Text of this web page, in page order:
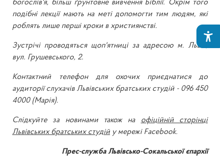
богослів'я, більш ґрунтовне вивчення Біблії. Окрім того
подібні лекції мають на меті допомогти тим людям, які
роблять лише перші кроки в християнстві.
Зустрічі проводяться щоп'ятниці за адресою м. Львів,
вул. Грушевського, 2.
Контактний телефон для охочих приєднатися до
аудиторії слухачів Львівських братських студій - 096 450
4000 (Марія).
Слідкуйте за новинами також на офіційній сторінці
Львівських братських студій у мережі Facebook.
Прес-служба Львівсько-Сокальської єпархії